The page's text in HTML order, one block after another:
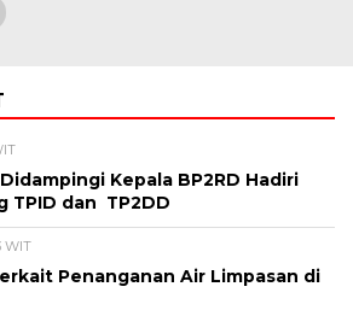
Kepala BP2RD Hadiri
TPID dan TP2DD
WIT
Penanganan Air Limpasan di